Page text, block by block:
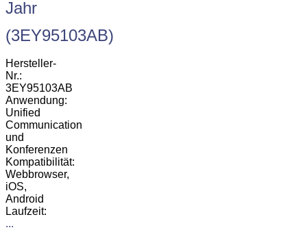
Jahr
(3EY95103AB)
Hersteller-
Nr.:
3EY95103AB
Anwendung:
Unified
Communication
und
Konferenzen
Kompatibilität:
Webbrowser,
iOS,
Android
Laufzeit:
...